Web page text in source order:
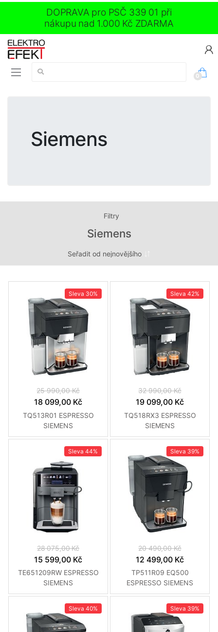
DOPRAVA pro PSČ 339 01 při
nákupu nad 1.000 Kč ZDARMA
Vyhledávání:
0
Siemens
Filtry
Siemens
Sleva 30%
25 990,00 Kč
18 099,00 Kč
TQ513R01 ESPRESSO
SIEMENS
Sleva 42%
32 990,00 Kč
19 099,00 Kč
TQ518RX3 ESPRESSO
SIEMENS
Sleva 44%
28 075,00 Kč
15 599,00 Kč
TE651209RW ESPRESSO
SIEMENS
Sleva 39%
20 490,00 Kč
12 499,00 Kč
TP511R09 EQ500
ESPRESSO SIEMENS
Sleva 40% Sleva 39%